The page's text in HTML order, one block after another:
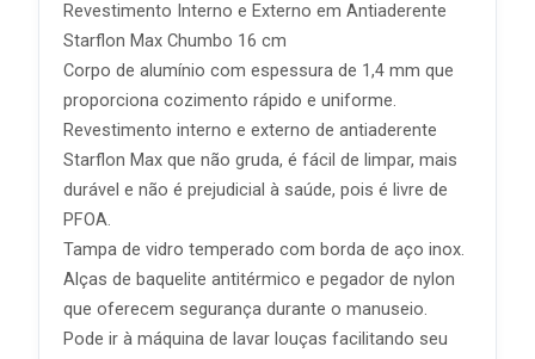
Revestimento Interno e Externo em Antiaderente
Starflon Max Chumbo 16 cm
Corpo de alumínio com espessura de 1,4 mm que
proporciona cozimento rápido e uniforme.
Revestimento interno e externo de antiaderente
Starflon Max que não gruda, é fácil de limpar, mais
durável e não é prejudicial à saúde, pois é livre de
PFOA.
Tampa de vidro temperado com borda de aço inox.
Alças de baquelite antitérmico e pegador de nylon
que oferecem segurança durante o manuseio.
Pode ir à máquina de lavar louças facilitando seu